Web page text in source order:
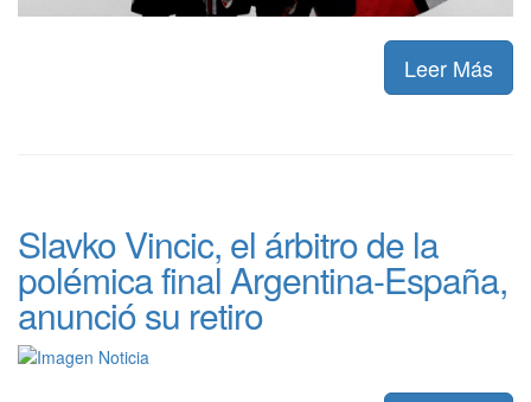
Leer Más
Slavko Vincic, el árbitro de la
polémica final Argentina-España,
anunció su retiro